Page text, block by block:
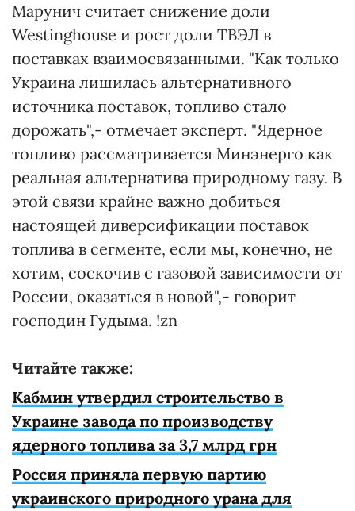
Марунич считает снижение доли
Westinghouse и рост доли ТВЭЛ в
поставках взаимосвязанными. "Как только
Украина лишилась альтернативного
источника поставок, топливо стало
дорожать",- отмечает эксперт. "Ядерное
топливо рассматривается Минэнерго как
реальная альтернатива природному газу. В
этой связи крайне важно добиться
настоящей диверсификации поставок
топлива в сегменте, если мы, конечно, не
хотим, соскочив с газовой зависимости от
России, оказаться в новой",- говорит
господин Гудыма. !zn
Читайте также:
Кабмин утвердил строительство в
Украине завода по производству
ядерного топлива за 3,7 млрд грн
Россия приняла первую партию
украинского природного урана для